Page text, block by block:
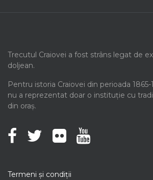
Trecutul Craiovei a fost strâns legat de
doljean.
Pentru istoria Craiovei din perioada
nu a reprezentat doar o instituție cu
din oraș.
Termeni şi condiţii